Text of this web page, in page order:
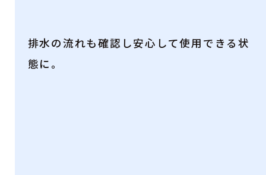
排水の流れも確認し安心して使用できる状
態に。